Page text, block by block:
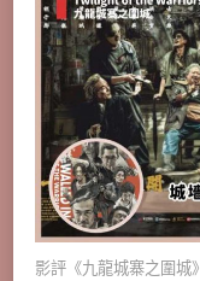
影評《九龍城寨之圍